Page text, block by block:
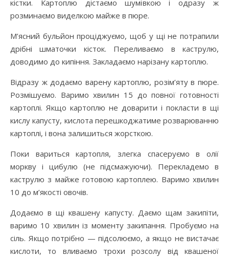
кістки. Картоплю дістаємо шумівкою і одразу ж
розминаємо виделкою майже в пюре.
М’ясний бульйон проціджуємо, щоб у щі не потрапили
дрібні шматочки кісток. Переливаємо в каструлю,
доводимо до кипіння. Закладаємо нарізану картоплю.
Відразу ж додаємо варену картоплю, розім’яту в пюре.
Розмішуємо. Варимо хвилин 15 до повної готовності
картоплі. Якщо картоплю не доварити і покласти в щі
кислу капусту, кислота перешкоджатиме розварюванню
картоплі, і вона залишиться жорсткою.
Поки вариться картопля, злегка спасеруємо в олії
моркву і цибулю (не підсмажуючи). Перекладемо в
каструлю з майже готовою картоплею. Варимо хвилин
10 до м’якості овочів.
Додаємо в щі квашену капусту. Даємо щам закипіти,
варимо 10 хвилин із моменту закипання. Пробуємо на
сіль. Якщо потрібно — підсолюємо, а якщо не вистачає
кислоти, то вливаємо трохи розсолу від квашеної